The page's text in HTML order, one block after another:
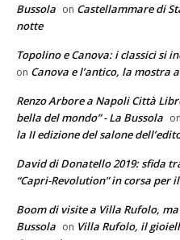
Bussola on Castellammare di
notte
Topolino e Canova: i classici si
on Canova e l’antico, la mostra
Renzo Arbore a Napoli Città
bella del mondo” - La Bussola on
la II edizione del salone
David di Donatello 2019: sfida
“Capri-Revolution” in corsa per
Boom di visite a Villa Rufolo,
Bussola on Villa Rufolo, il